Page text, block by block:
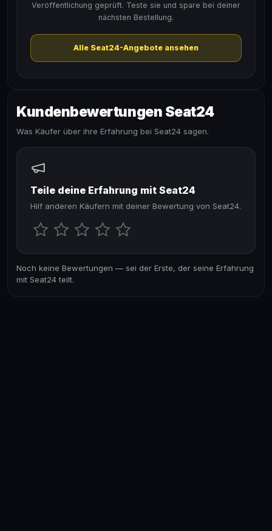
Veröffentlichung geprüft. Teste sie und spare bei deiner
nächsten Bestellung.
Alle Seat24-Angebote ansehen
Kundenbewertungen Seat24
Was Käufer über ihre Erfahrung bei Seat24 sagen.
Teile deine Erfahrung mit Seat24
Hilf anderen Käufern mit deiner Bewertung von Seat24.
Noch keine Bewertungen — sei der Erste, der seine Erfahrung
mit Seat24 teilt.